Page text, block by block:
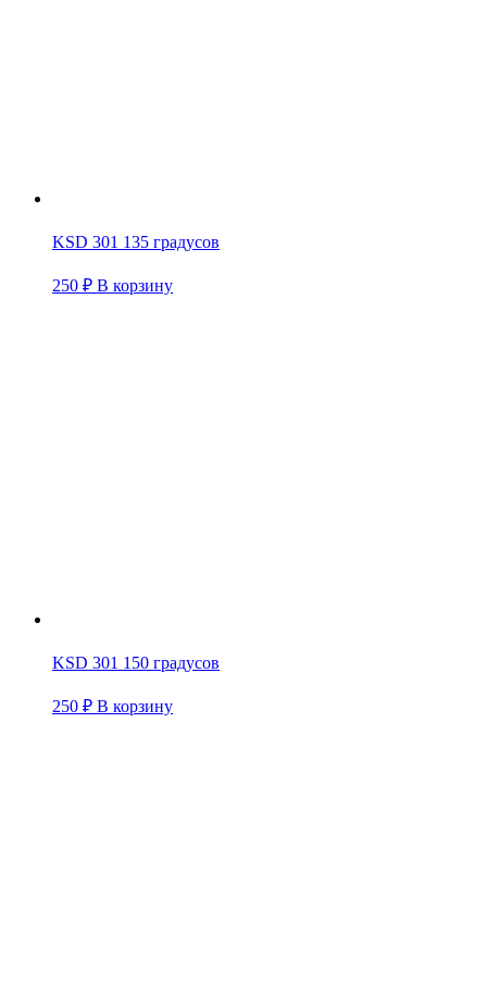
KSD 301 135 градусов
250 ₽ В корзину
KSD 301 150 градусов
250 ₽ В корзину